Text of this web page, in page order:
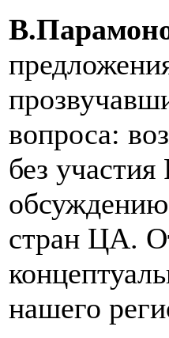
вопроса:
без
стран ЦА.
нашего